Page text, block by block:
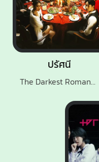
ปรัศนี
The Darkest Romance